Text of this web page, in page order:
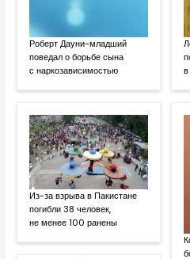
Роберт Дауни-младший
поведал о борьбе сына
с наркозависимостью
Из-за взрыва в Пакистане
погибли 38 человек,
не менее 100 ранены